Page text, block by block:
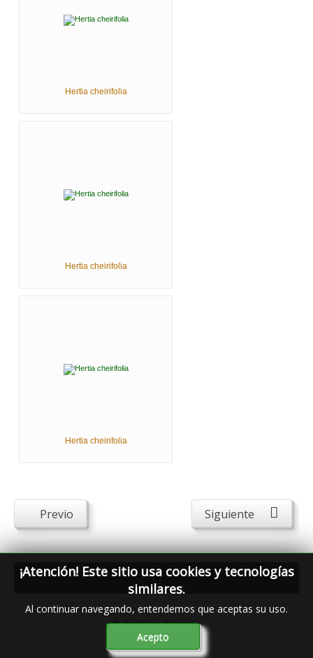
Hertia cheirifolia
Hertia cheirifolia
Hertia cheirifolia
Previo Siguiente
© 2026FavThemes
¡Atención! Este sitio usa cookies y tecnologías
similares.
Al continuar navegando, entendemos que aceptas su uso.
Acepto